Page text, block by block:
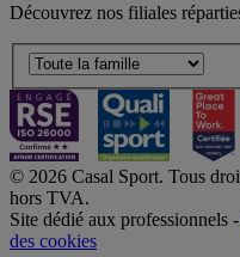
Découvrez nos filiales
© 2026 Casal Sport. Tous
hors TVA.
Site dédié aux professionnels -
des cookies